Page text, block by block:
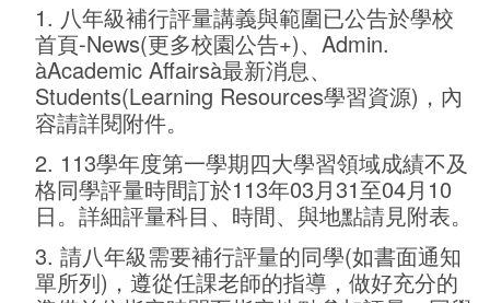
1. 八年級補行評量講義與範圍已公告於學校
首頁-News(更多校園公告+)、Admin.
àAcademic Affairsà最新消息、
Students(Learning Resources學習資源)，內
容請詳閱附件。
2. 113學年度第一學期四大學習領域成績不及
格同學評量時間訂於113年03月31至04月10
日。詳細評量科目、時間、與地點請見附表。
3. 請八年級需要補行評量的同學(如書面通知
單所列)，遵從任課老師的指導，做好充分的